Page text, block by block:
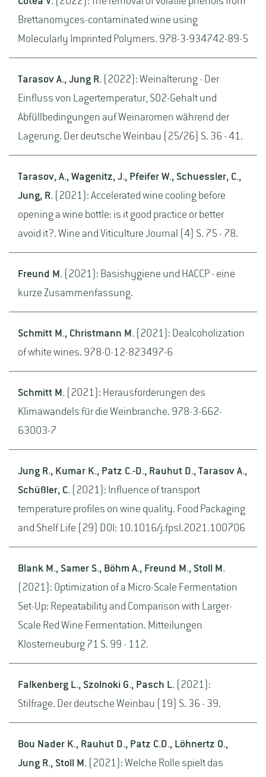
Brettanomyces-contaminated wine using
Molecularly Imprinted Polymers. 978-3-934742-89-5
Tarasov A., Jung R. (2022): Weinalterung - Der
Einfluss von Lagertemperatur, SO2-Gehalt und
Abfüllbedingungen auf Weinaromen während der
Lagerung. Der deutsche Weinbau (25/26) S. 36 - 41.
Tarasov, A., Wagenitz, J., Pfeifer W., Schuessler, C.,
Jung, R. (2021): Accelerated wine cooling before
opening a wine bottle: is it good practice or better
avoid it?. Wine and Viticulture Journal (4) S. 75 - 78.
Freund M. (2021): Basishygiene und HACCP - eine
kurze Zusammenfassung.
Schmitt M., Christmann M. (2021): Dealcoholization
of white wines. 978-0-12-823497-6
Schmitt M. (2021): Herausforderungen des
Klimawandels für die Weinbranche. 978-3-662-
63003-7
Jung R., Kumar K., Patz C.-D., Rauhut D., Tarasov A.,
Schüßler, C. (2021): Influence of transport
temperature profiles on wine quality. Food Packaging
and Shelf Life (29) DOI: 10.1016/j.fpsl.2021.100706
Blank M., Samer S., Böhm A., Freund M., Stoll M.
(2021): Optimization of a Micro-Scale Fermentation
Set-Up: Repeatability and Comparison with Larger-
Scale Red Wine Fermentation. Mitteilungen
Klosterneuburg 71 S. 99 - 112.
Falkenberg L., Szolnoki G., Pasch L. (2021):
Stilfrage. Der deutsche Weinbau (19) S. 36 - 39.
Bou Nader K., Rauhut D., Patz C.D., Löhnertz O.,
Jung R., Stoll M. (2021): Welche Rolle spielt das